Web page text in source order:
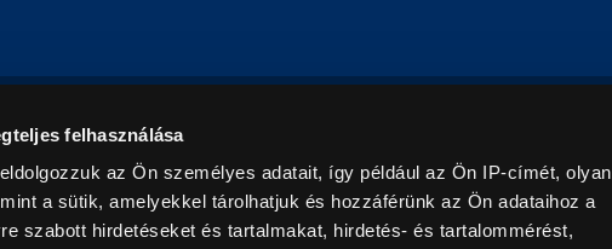
felhasználása
az Ön személyes adatait, így például az Ön IP-címét, olyan
a sütik, amelyekkel tárolhatjuk és hozzáférünk az Ön adataihoz a
szabott hirdetéseket és tartalmakat, hirdetés- és tartalommérést,